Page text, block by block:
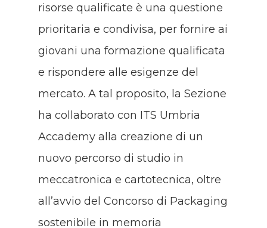
risorse qualificate è una questione
prioritaria e condivisa, per fornire ai
giovani una formazione qualificata
e rispondere alle esigenze del
mercato. A tal proposito, la Sezione
ha collaborato con ITS Umbria
Accademy alla creazione di un
nuovo percorso di studio in
meccatronica e cartotecnica, oltre
all’avvio del Concorso di Packaging
sostenibile in memoria